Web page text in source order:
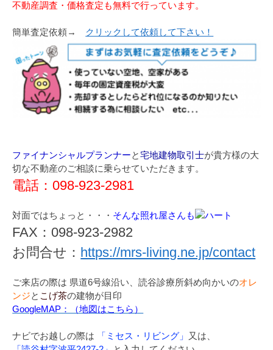
不動産調査・価格査定も無料で行っています。
簡単査定依頼→ クリックして依頼して下さい！
ファイナンシャルプランナーと宅地建物取引士が貴方様の大
切な不動産のご相談に乗らせていただきます。
電話：098-923-2981
対面ではちょっと・・・ そんな照れ屋さんも
FAX：098-923-2982
お問合せ： https://mrs-living.ne.jp/contact
ご来店の際は 県道6号線沿い、読谷診療所斜め向かいのオレ
ンジと こげ茶の建物が目印
GoogleMAP：（地図はこちら）
ナビでお越しの際は 「ミセス・リビング」
又は、